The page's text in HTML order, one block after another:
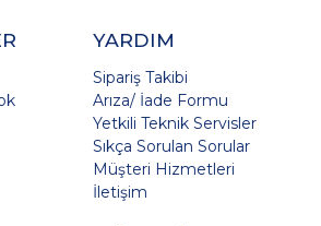
YARDIM
Sipariş Takibi
Arıza/ İade Formu
Yetkili Teknik Servisler
Sıkça Sorulan Sorular
Müşteri Hizmetleri
İletişim